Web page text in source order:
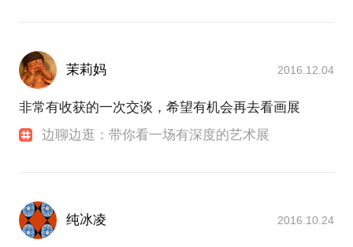
茉莉妈 2016.12.04
非常有收获的一次交谈，希望有机会再去看画展
边聊边逛：带你看一场有深度的艺术展
纯冰凌 2016.10.24